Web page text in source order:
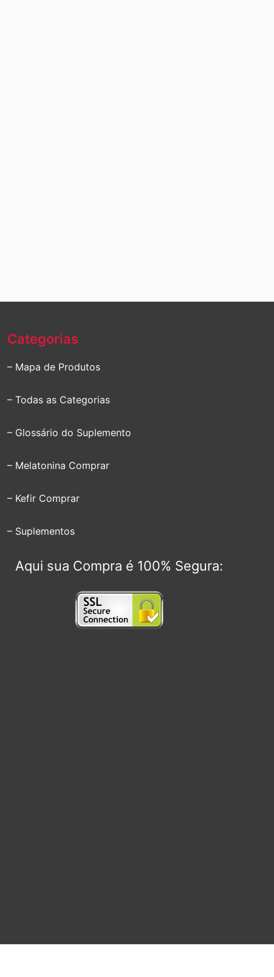
Categorias
– Mapa de Produtos
– Todas as Categorias
– Glossário do Suplemento
– Melatonina Comprar
– Kefir Comprar
– Suplementos
Aqui sua Compra é 100% Segura: